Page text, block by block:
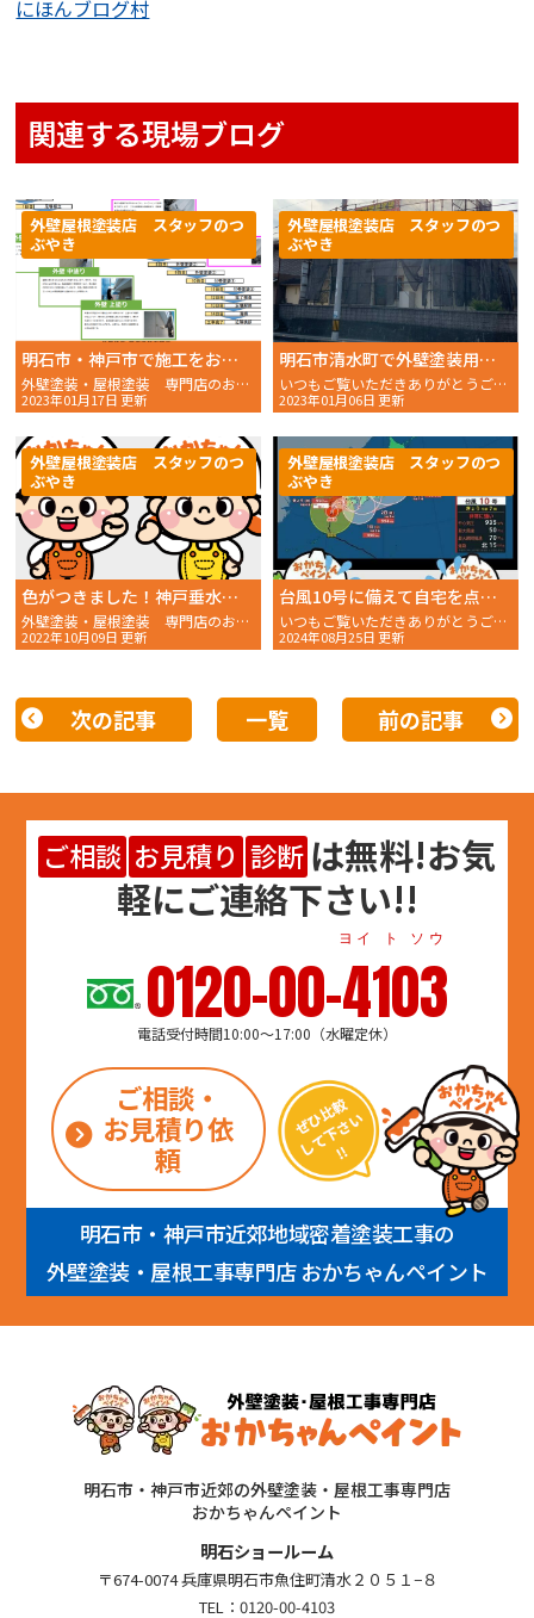
にほんブログ村
関連する現場ブログ
明石市・神戸市で施工をお考えの方へ、工事の流れ（外壁）
外壁塗装・屋根塗装 専門店のおかちゃんペイントです！
2023年01月17日 更新
外壁屋根塗装店 スタッフのつ
ぶやき
明石市清水町で外壁塗装用足場の組み立てがはじまりました！
いつもご覧いただきありがとうございます。 おかちゃんペ
2023年01月06日 更新
外壁屋根塗装店 スタッフのつ
ぶやき
色がつきました！神戸垂水ショールーム
外壁塗装・屋根塗装 専門店のおかちゃんペイントです！
2022年10月09日 更新
外壁屋根塗装店 スタッフのつ
ぶやき
台風10号に備えて自宅を点検しよう！屋根と足場の対策について
いつもご覧いただきありがとうございます。 おかちゃんペイン
2024年08月25日 更新
外壁屋根塗装店 スタッフのつ
ぶやき
次の記事 一覧 前の記事
ご相談 お見積り 診断 は無料!お気
軽にご連絡下さい!!
0120-00-4103
ヨイ ト ソウ
電話受付時間10:00～17:00（水曜定休）
ご相談・
お見積り依
頼
明石市・神戸市近郊地域密着塗装工事の
外壁塗装・屋根工事専門店 おかちゃんペイント
明石市・神戸市近郊の外壁塗装・屋根工事専門店
おかちゃんペイント
明石ショールーム
〒674-0074 兵庫県明石市魚住町清水２０５１−８
TEL： 0120-00-4103